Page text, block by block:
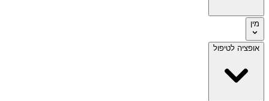
מין
אופציה לטיפול